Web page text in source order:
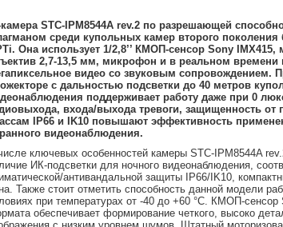
камера STC-IPM8544A rev.2 по разрешающей
среди купольных камер второго поколения
Она использует 1/2,8’’ КМОП-сенсор Sony
2,7-13,5 мм, микрофон и в реальном времени
видео со звуковым сопровождением.
с дальностью подсветки до 40 метров
поддерживает работу даже при 0
входа/выхода тревоги, защищенность от
IP66 и IK10 повышают эффективность
видеонаблюдения.
ключевых особенностей камеры STC-IPM8544A
ИК-подсветки для ночного видеонаблюдения,
антивандальной защиты IP66/IK10,
Также стоит отметить способность данной модели
при температурах от -40 до +60 °С. КМОП-
обеспечивает формирование четкого, высоко